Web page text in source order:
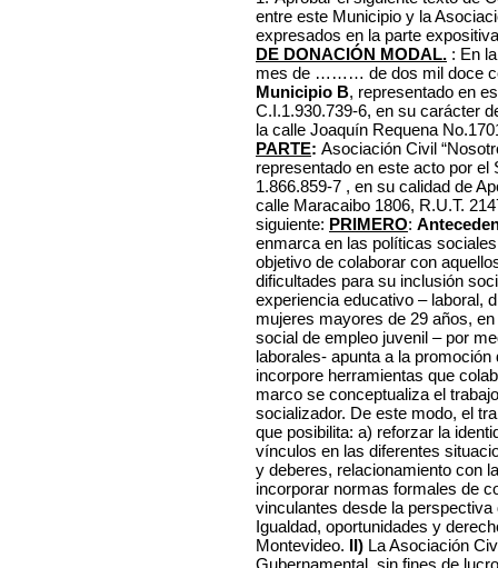
entre este Municipio y la
expresados en la parte
DE DONACIÓN MODAL. : En
mes de ……… de dos mil doce
Municipio B, representado en
C.I.1.930.739-6, en su carácter
la calle Joaquín Requena
PARTE: Asociación Civil
representado en este acto por el
1.866.859-7 , en su calidad de
calle Maracaibo 1806, R.U.T.
siguiente: PRIMERO:
enmarca en las políticas
objetivo de colaborar con
dificultades para su inclusión
experiencia educativo – laboral,
mujeres mayores de 29 años,
social de empleo juvenil – por
laborales- apunta a la
incorpore herramientas que
marco se conceptualiza el
socializador. De este modo, el
que posibilita: a) reforzar la
vínculos en las diferentes
y deberes, relacionamiento con
incorporar normas formales de
vinculantes desde la
Igualdad, oportunidades y
Montevideo. II) La Asociación
Gubernamental, sin fines de